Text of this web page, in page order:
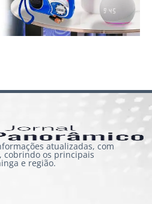
atualizadas, com
cobrindo os principais
e região.